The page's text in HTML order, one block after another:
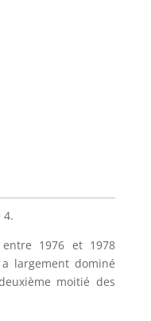
4.
1976 et 1978
largement dominé
moitié des